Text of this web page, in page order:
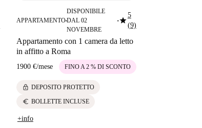
APPARTAMENTO■
DISPONIBILE
DAL 02
NOVEMBRE
■star5
(9)
Appartamento con 1 camera da letto
in affitto a Roma
1900 €/mese FINO A 2 % DI SCONTO
lock DEPOSITO PROTETTO
euro BOLLETTE INCLUSE
+info